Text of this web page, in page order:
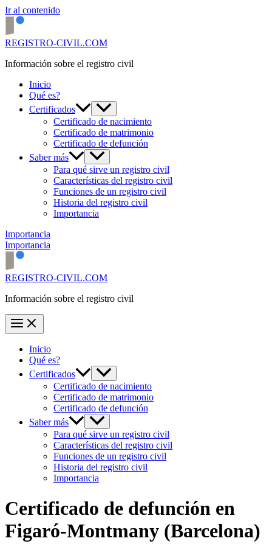
Ir al contenido
REGISTRO-CIVIL.COM
Información sobre el registro civil
Inicio
Qué es?
Certificados
Certificado de nacimiento
Certificado de matrimonio
Certificado de defunción
Saber más
Para qué sirve un registro civil
Características del registro civil
Funciones de un registro civil
Historia del registro civil
Importancia
Importancia
Importancia
REGISTRO-CIVIL.COM
Información sobre el registro civil
Inicio
Qué es?
Certificados
Certificado de nacimiento
Certificado de matrimonio
Certificado de defunción
Saber más
Para qué sirve un registro civil
Características del registro civil
Funciones de un registro civil
Historia del registro civil
Importancia
Certificado de defunción en
Figaró-Montmany (Barcelona)